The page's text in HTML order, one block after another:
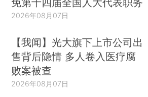
2026年08月07日
【我闻】光大旗下上市公司出
售背后隐情 多人卷入医疗腐
败案被查
2026年08月07日